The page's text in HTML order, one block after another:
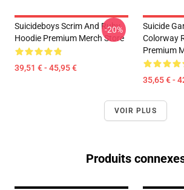
Suicideboys Scrim And Ruby
Hoodie Premium Merch Store
39,51 € - 45,95 €
-20%
Suicide
Colorway
Premium
35,65 € -
VOIR PLUS
Produits